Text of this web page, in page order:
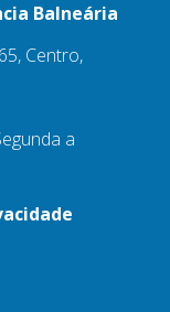
Balneária
Centro,
a